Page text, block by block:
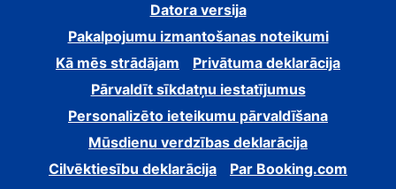
Datora versija
Pakalpojumu izmantošanas noteikumi
Kā mēs strādājam
Privātuma deklarācija
Pārvaldīt sīkdatņu iestatījumus
Personalizēto ieteikumu pārvaldīšana
Mūsdienu verdzības deklarācija
Cilvēktiesību deklarācija
Par Booking.com